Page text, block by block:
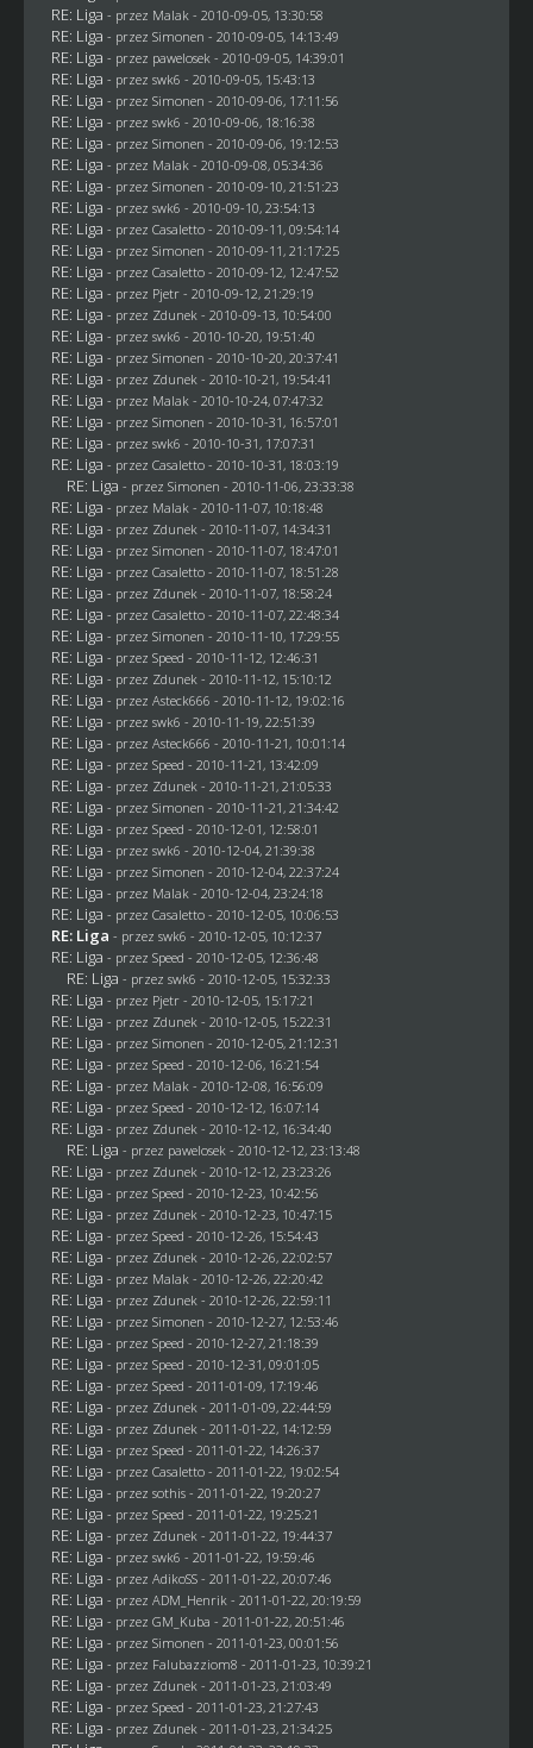
RE: Liga - przez Malak - 2010-09-05, 13:30:58
RE: Liga - przez Simonen - 2010-09-05, 14:13:49
RE: Liga - przez pawelosek - 2010-09-05, 14:39:01
RE: Liga - przez swk6 - 2010-09-05, 15:43:13
RE: Liga - przez Simonen - 2010-09-06, 17:11:56
RE: Liga - przez swk6 - 2010-09-06, 18:16:38
RE: Liga - przez Simonen - 2010-09-06, 19:12:53
RE: Liga - przez Malak - 2010-09-08, 05:34:36
RE: Liga - przez Simonen - 2010-09-10, 21:51:23
RE: Liga - przez swk6 - 2010-09-10, 23:54:13
RE: Liga - przez Casaletto- 2010-09-11, 09:54:14
RE: Liga - przez Simonen - 2010-09-11, 21:17:25
RE: Liga - przez Casaletto- 2010-09-12, 12:47:52
RE: Liga - przez Pjetr- 2010-09-12, 21:29:19
RE: Liga - przez Zdunek - 2010-09-13, 10:54:00
RE: Liga - przez swk6 - 2010-10-20, 19:51:40
RE: Liga - przez Simonen - 2010-10-20, 20:37:41
RE: Liga - przez Zdunek - 2010-10-21, 19:54:41
RE: Liga - przez Malak - 2010-10-24, 07:47:32
RE: Liga - przez Simonen - 2010-10-31, 16:57:01
RE: Liga - przez swk6 - 2010-10-31, 17:07:31
RE: Liga - przez Casaletto- 2010-10-31, 18:03:19
RE: Liga - przez Simonen - 2010-11-06, 23:33:38
RE: Liga - przez Malak - 2010-11-07, 10:18:48
RE: Liga - przez Zdunek - 2010-11-07, 14:34:31
RE: Liga - przez Simonen - 2010-11-07, 18:47:01
RE: Liga - przez Casaletto- 2010-11-07, 18:51:28
RE: Liga - przez Zdunek - 2010-11-07, 18:58:24
RE: Liga - przez Casaletto- 2010-11-07, 22:48:34
RE: Liga - przez Simonen - 2010-11-10, 17:29:55
RE: Liga - przez Speed - 2010-11-12, 12:46:31
RE: Liga - przez Zdunek - 2010-11-12, 15:10:12
RE: Liga - przez Asteck666 - 2010-11-12, 19:02:16
RE: Liga - przez swk6 - 2010-11-19, 22:51:39
RE: Liga - przez Asteck666 - 2010-11-21, 10:01:14
RE: Liga - przez Speed - 2010-11-21, 13:42:09
RE: Liga - przez Zdunek - 2010-11-21, 21:05:33
RE: Liga - przez Simonen - 2010-11-21, 21:34:42
RE: Liga - przez Speed - 2010-12-01, 12:58:01
RE: Liga - przez swk6 - 2010-12-04, 21:39:38
RE: Liga - przez Simonen - 2010-12-04, 22:37:24
RE: Liga - przez Malak - 2010-12-04, 23:24:18
RE: Liga - przez Casaletto- 2010-12-05, 10:06:53
RE: Liga - przez swk6 - 2010-12-05, 10:12:37
RE: Liga - przez Speed - 2010-12-05, 12:36:48
RE: Liga - przez swk6 - 2010-12-05, 15:32:33
RE: Liga - przez Pjetr- 2010-12-05, 15:17:21
RE: Liga - przez Zdunek - 2010-12-05, 15:22:31
RE: Liga - przez Simonen - 2010-12-05, 21:12:31
RE: Liga - przez Speed - 2010-12-06, 16:21:54
RE: Liga - przez Malak - 2010-12-08, 16:56:09
RE: Liga - przez Speed - 2010-12-12, 16:07:14
RE: Liga - przez Zdunek - 2010-12-12, 16:34:40
RE: Liga - przez pawelosek - 2010-12-12, 23:13:48
RE: Liga - przez Zdunek - 2010-12-12, 23:23:26
RE: Liga - przez Speed - 2010-12-23, 10:42:56
RE: Liga - przez Zdunek - 2010-12-23, 10:47:15
RE: Liga - przez Speed - 2010-12-26, 15:54:43
RE: Liga - przez Zdunek - 2010-12-26, 22:02:57
RE: Liga - przez Malak - 2010-12-26, 22:20:42
RE: Liga - przez Zdunek - 2010-12-26, 22:59:11
RE: Liga - przez Simonen - 2010-12-27, 12:53:46
RE: Liga - przez Speed - 2010-12-27, 21:18:39
RE: Liga - przez Speed - 2010-12-31, 09:01:05
RE: Liga - przez Speed - 2011-01-09, 17:19:46
RE: Liga - przez Zdunek - 2011-01-09, 22:44:59
RE: Liga - przez Zdunek - 2011-01-22, 14:12:59
RE: Liga - przez Speed - 2011-01-22, 14:26:37
RE: Liga - przez Casaletto- 2011-01-22, 19:02:54
RE: Liga - przez sothis- 2011-01-22, 19:20:27
RE: Liga - przez Speed - 2011-01-22, 19:25:21
RE: Liga - przez Zdunek - 2011-01-22, 19:44:37
RE: Liga - przez swk6 - 2011-01-22, 19:59:46
RE: Liga - przez AdikoSS - 2011-01-22, 20:07:46
RE: Liga - przez ADM_Henrik - 2011-01-22, 20:19:59
RE: Liga - przez GM_Kuba - 2011-01-22, 20:51:46
RE: Liga - przez Simonen - 2011-01-23, 00:01:56
RE: Liga - przez Falubazziom8 - 2011-01-23, 10:39:21
RE: Liga - przez Zdunek - 2011-01-23, 21:03:49
RE: Liga - przez Speed - 2011-01-23, 21:27:43
RE: Liga - przez Zdunek - 2011-01-23, 21:34:25